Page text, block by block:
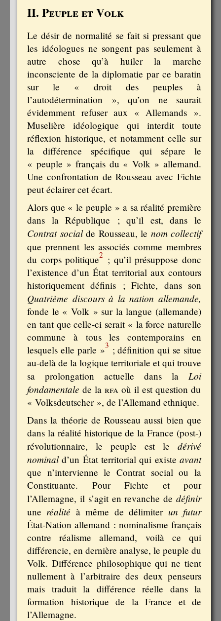
II. Peuple et Volk
Le désir de normalité se fait si pressant que
les idéologues ne songent pas seulement à
autre chose qu’à huiler la marche
inconsciente de la diplomatie par ce baratin
sur le « droit des peuples à
l’autodétermination », qu’on ne saurait
évidemment refuser aux « Allemands ».
Muselière idéologique qui interdit toute
réflexion historique, et notamment celle sur
la différence spécifique qui sépare le
« peuple » français du « Volk » allemand.
Une confrontation de Rousseau avec Fichte
peut éclairer cet écart.
Alors que « le peuple » a sa réalité première
dans la République ; qu’il est, dans le
Contrat social de Rousseau, le nom collectif
que prennent les associés comme membres
du corps politique2 ; qu’il présuppose donc
l’existence d’un État territorial aux contours
historiquement définis ; Fichte, dans son
Quatrième discours à la nation allemande,
fonde le « Volk » sur la langue (allemande)
en tant que celle-ci serait « la force naturelle
commune à tous les contemporains en
lesquels elle parle »3 ; définition qui se situe
au-delà de la logique territoriale et qui trouve
sa prolongation actuelle dans la Loi
fondamentale de la rfa où il est question du
« Volksdeutscher », de l’Allemand ethnique.
Dans la théorie de Rousseau aussi bien que
dans la réalité historique de la France (post-)
révolutionnaire, le peuple est le dérivé
nominald’un État territorial qui existeavant
que n’intervienne le Contrat social ou la
Constituante. Pour Fichte et pour
l’Allemagne, il s’agit en revanche de définir
une réalité à même de délimiter un futur
État-Nation allemand : nominalisme français
contre réalisme allemand, voilà ce qui
différencie, en dernière analyse, le peuple du
Volk. Différence philosophique qui ne tient
nullement à l’arbitraire des deux penseurs
mais traduit la différence réelle dans la
formation historique de la France et de
l’Allemagne.